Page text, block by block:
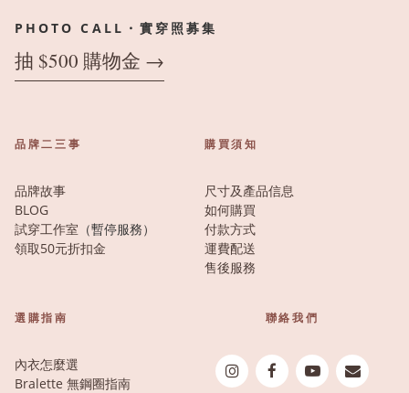
PHOTO CALL・實穿照募集
抽 $500 購物金 →
品牌二三事
品牌故事
BLOG
試穿工作室 （暫停服務）
領取50元折扣金
購買須知
尺寸及產品信息
如何購買
付款方式
運費配送
售後服務
選購指南
內衣怎麼選
Bralette 無鋼圈指南
聯絡我們